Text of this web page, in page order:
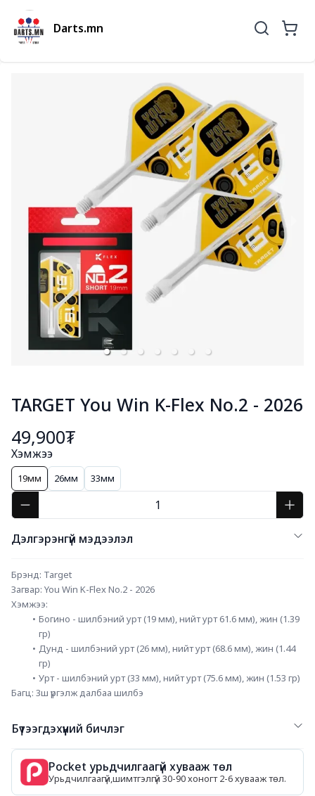
Darts.mn
TARGET You Win K-Flex No.2 - 2026
49,900₮
Хэмжээ
19мм 26мм 33мм
Дэлгэрэнгүй мэдээлэл
Брэнд: Target
Загвар: You Win K-Flex No.2 - 2026
Хэмжээ:
Богино - шилбэний урт (19 мм), нийт урт 61.6 мм), жин (1.39
гр)
Дунд - шилбэний урт (26 мм), нийт урт (68.6 мм), жин (1.44
гр)
Урт - шилбэний урт (33 мм), нийт урт (75.6 мм), жин (1.53 гр)
Багц: 3ш үргэлж далбаа шилбэ
Бүтээгдэхүүний бичлэг
Pocket урьдчилгаагүй хувааж төл
Урьдчилгаагүй,шимтгэлгүй 30-90 хоногт 2-6 хувааж төл.